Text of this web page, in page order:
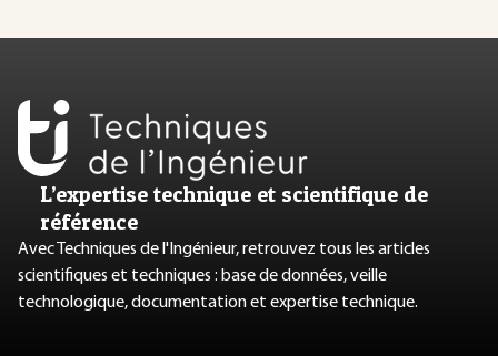
L’expertise technique et scientifique de
référence
Avec Techniques de l'Ingénieur, retrouvez tous les articles
scientifiques et techniques : base de données, veille
technologique, documentation et expertise technique.